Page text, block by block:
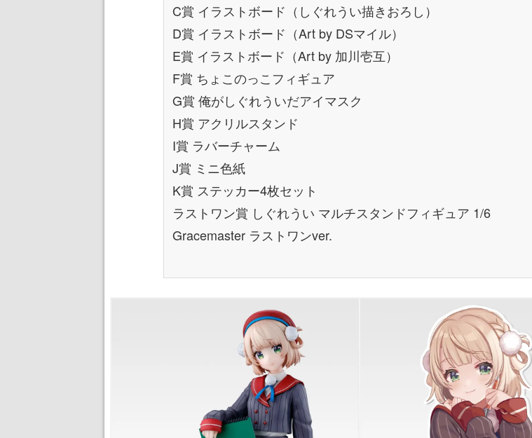
C賞 イラストボード（しぐれうい描きおろし）
D賞 イラストボード（Art by DSマイル）
E賞 イラストボード（Art by 加川壱互）
F賞 ちょこのっこフィギュア
G賞 俺がしぐれういだアイマスク
H賞 アクリルスタンド
I賞 ラバーチャーム
J賞 ミニ色紙
K賞 ステッカー4枚セット
ラストワン賞 しぐれうい マルチスタンドフィギュア 1/6
Gracemaster ラストワンver.